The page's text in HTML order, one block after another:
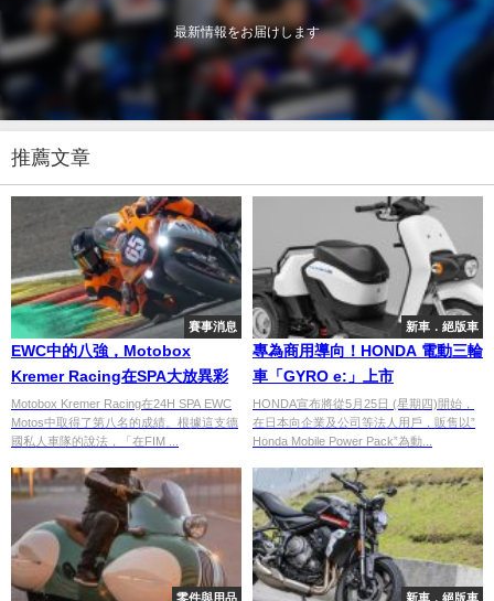
最新情報をお届けします
推薦文章
賽事消息
EWC中的八強，Motobox
Kremer Racing在SPA大放異彩
Motobox Kremer Racing在24H SPA EWC
Motos中取得了第八名的成績。根據這支德
國私人車隊的說法，「在FIM ...
新車．絕版車
專為商用導向！HONDA 電動三輪
車「GYRO e:」上市
HONDA宣布將從5月25日 (星期四)開始，
在日本向企業及公司等法人用戶，販售以”
Honda Mobile Power Pack”為動...